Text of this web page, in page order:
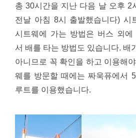
총 30시간을 지난 다음 날 오후 2
전날 아침 8시 출발했습니다) 시
시트웨에 가는 방법은 버스 외에
서 배를 타는 방법도 있습니다. 배
아니므로 꼭 확인을 하고 이용해
웨를 방문할 때에는 짜욱퓨에서
루트를 이용했습니다.